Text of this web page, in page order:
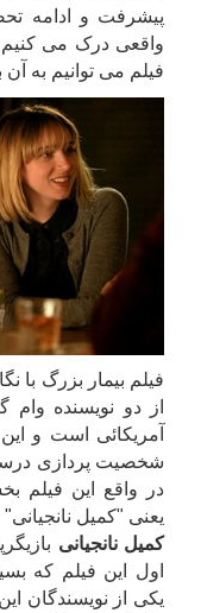
پیشرفت و ادامه
واقعی درک می کنیم.
فیلم می توانیم به
فیلم بیمار بزرگ با
از دو نویسنده وام
آمریکائی است و
شخصیت پردازی
در واقع این فیلم
یعنی "کمیل
کمیل نانجیانی
اول این فیلم که
یکی از نویسندگان